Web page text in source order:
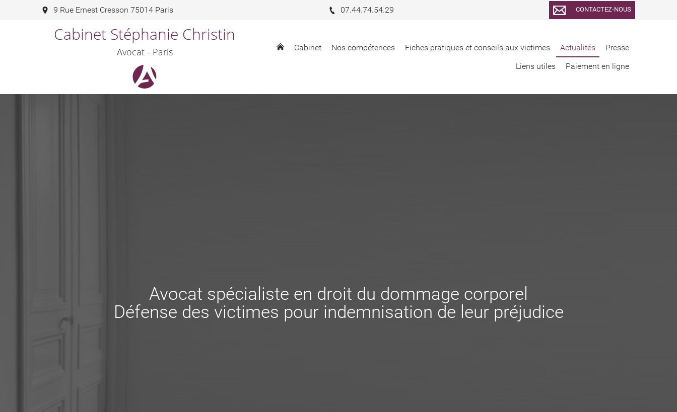
Cabinet Stéphanie Christin
Avocat - Paris Cabinet Nos compétences Fiches pratiques et conseils aux victimes Actualités
Presse
Liens utiles
Paiement en ligne
9 Rue Ernest Cresson 75014 Paris 07.44.74.54.29 CONTACTEZ-NOUS
Avocat spécialiste en droit du dommage corporel
Défense des victimes pour indemnisation de leur préjudice